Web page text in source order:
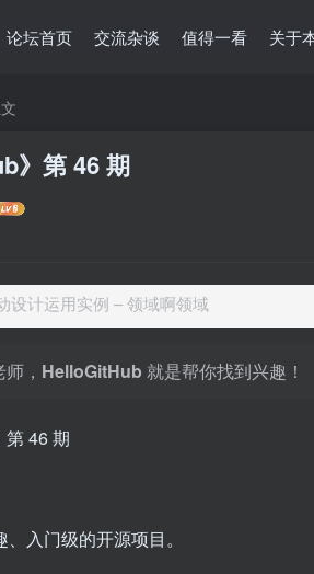
论坛首页 交流杂谈 值得一看 关于
》第 46 期
设计运用实例 – 领域啊领域
， HelloGitHub 就是帮你找到兴趣！
入门级的开源项目。